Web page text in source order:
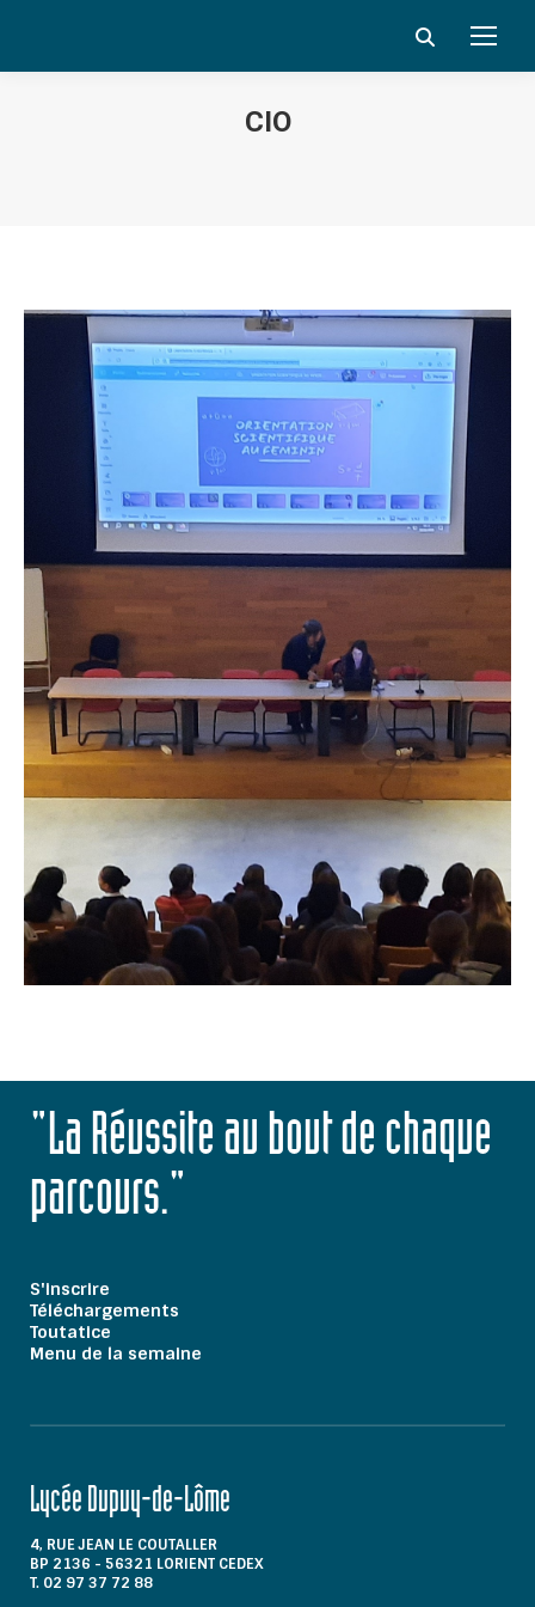
Search:
CIO
"La Réussite au bout de chaque
parcours."
S'inscrire
Téléchargements
Toutatice
Menu de la semaine
Lycée Dupuy-de-Lôme
4, RUE JEAN LE COUTALLER
BP 2136 - 56321 LORIENT CEDEX
T. 02 97 37 72 88